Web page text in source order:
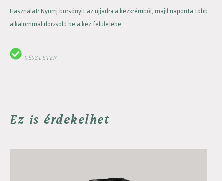
Használat: Nyomj borsónyit az ujjadra a kézkrémből, majd naponta több
alkalommal dörzsöld be a kéz felületébe.
KÉSZLETEN
Ez is érdekelhet